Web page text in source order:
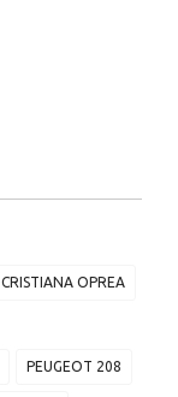
CRISTIANA OPREA
PEUGEOT 208